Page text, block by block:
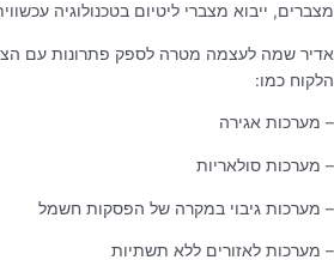
מצברים, ייבוא מצברי ליטיום בטכנולוגיה
אדיר שמה לעצמה מטרה לספק פתרונות עם
הלקוח כמו:
– מערכות אגירה
– מערכות סולאריות
– מערכות גיבוי במקרה של הפסקות חשמל
– מערכות לאזורים ללא תשתיות